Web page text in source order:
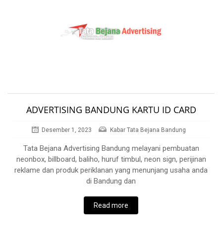
ADVERTISING BANDUNG KARTU ID CARD
Desember 1, 2023 Kabar Tata Bejana Bandung
Tata Bejana Advertising Bandung melayani pembuatan
neonbox, billboard, baliho, huruf timbul, neon sign, perijinan
reklame dan produk periklanan yang menunjang usaha anda
di Bandung dan
Read more